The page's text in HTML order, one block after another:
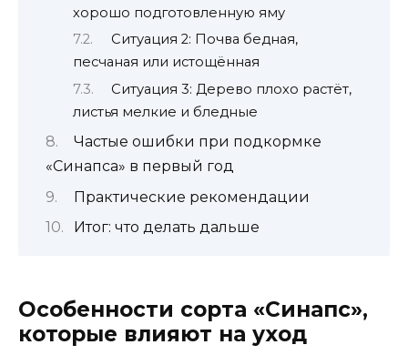
хорошо подготовленную яму
Ситуация 2: Почва бедная,
песчаная или истощённая
Ситуация 3: Дерево плохо растёт,
листья мелкие и бледные
Частые ошибки при подкормке
«Синапса» в первый год
Практические рекомендации
Итог: что делать дальше
Особенности сорта «Синапс»,
которые влияют на уход